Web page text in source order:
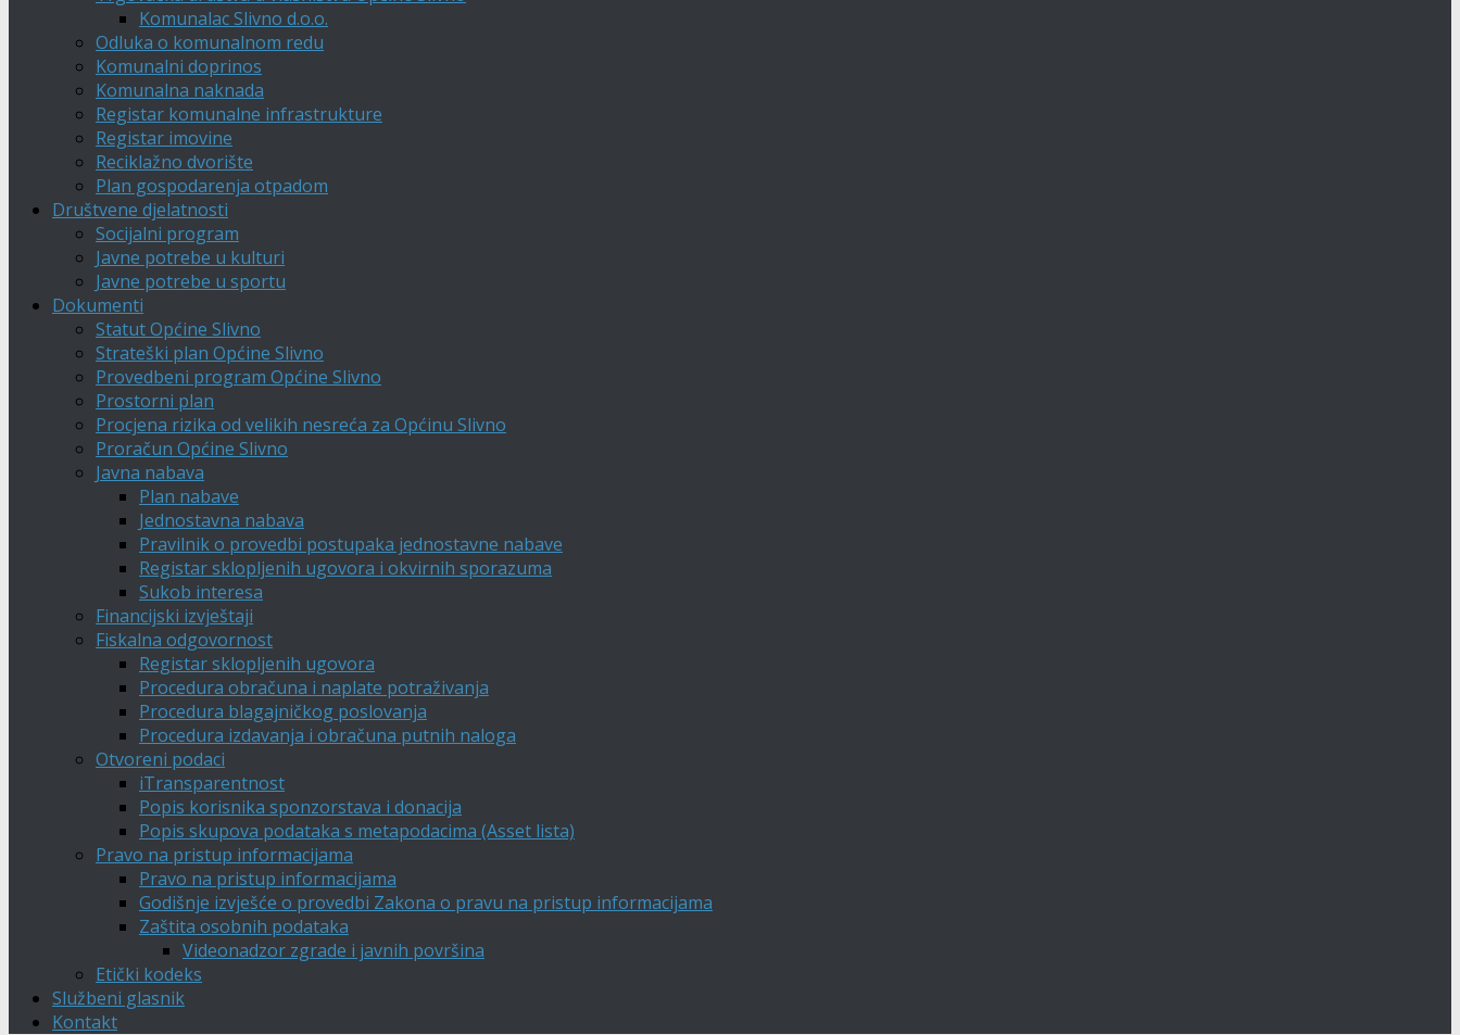
Komunalac Slivno d.o.o.
Odluka o komunalnom redu
Komunalni doprinos
Komunalna naknada
Registar komunalne infrastrukture
Registar imovine
Reciklažno dvorište
Plan gospodarenja otpadom
Društvene djelatnosti
Socijalni program
Javne potrebe u kulturi
Javne potrebe u sportu
Dokumenti
Statut Općine Slivno
Strateški plan Općine Slivno
Provedbeni program Općine Slivno
Prostorni plan
Procjena rizika od velikih nesreća za Općinu Slivno
Proračun Općine Slivno
Javna nabava
Plan nabave
Jednostavna nabava
Pravilnik o provedbi postupaka jednostavne nabave
Registar sklopljenih ugovora i okvirnih sporazuma
Sukob interesa
Financijski izvještaji
Fiskalna odgovornost
Registar sklopljenih ugovora
Procedura obračuna i naplate potraživanja
Procedura blagajničkog poslovanja
Procedura izdavanja i obračuna putnih naloga
Otvoreni podaci
iTransparentnost
Popis korisnika sponzorstava i donacija
Popis skupova podataka s metapodacima (Asset lista)
Pravo na pristup informacijama
Pravo na pristup informacijama
Godišnje izvješće o provedbi Zakona o pravu na pristup informacijama
Zaštita osobnih podataka
Videonadzor zgrade i javnih površina
Etički kodeks
Službeni glasnik
Kontakt